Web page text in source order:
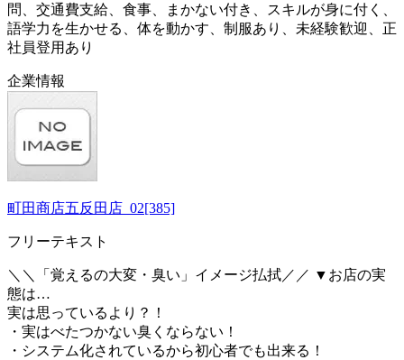
問、交通費支給、食事、まかない付き、スキルが身に付く、
語学力を生かせる、体を動かす、制服あり、未経験歓迎、正
社員登用あり
企業情報
町田商店五反田店_02[385]
フリーテキスト
＼＼「覚えるの大変・臭い」イメージ払拭／／ ▼お店の実
態は…
実は思っているより？！
・実はべたつかない臭くならない！
・システム化されているから初心者でも出来る！